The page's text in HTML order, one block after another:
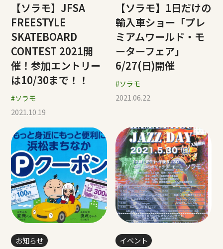
【ソラモ】JFSA
FREESTYLE
SKATEBOARD
CONTEST 2021開
催！参加エントリー
は10/30まで！！
#ソラモ
2021.10.19
【ソラモ】1日だけの
輸入車ショー「プレ
ミアムワールド・モ
ーターフェア」
6/27(日)開催
#ソラモ
2021.06.22
お知らせ イベント